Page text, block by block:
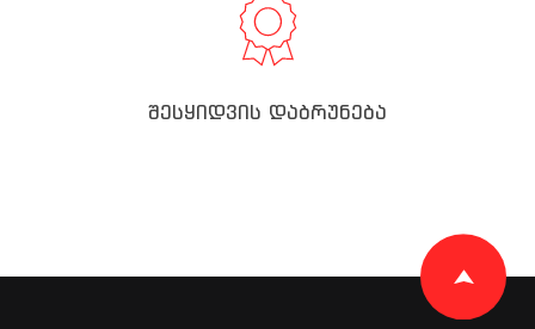
შესყიდვის დაბრუნება